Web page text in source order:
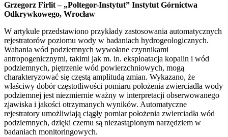
Grzegorz Firlit – „Poltegor-Instytut” Instytut Górnictwa
Odkrywkowego, Wrocław
W artykule przedstawiono przykłady zastosowania automatycznych
rejestratorów poziomu wody w badaniach hydrogeologicznych.
Wahania wód podziemnych wywołane czynnikami
antropogenicznymi, takimi jak m. in. eksploatacja kopalin i wód
podziemnych, piętrzenie wód powierzchniowych, mogą
charakteryzować się częstą amplitudą zmian. Wykazano, że
właściwy dobór częstotliwości pomiaru położenia zwierciadła wody
podziemnej jest niezmiernie ważny w interpretacji obserwowanego
zjawiska i jakości otrzymanych wyników. Automatyczne
rejestratory umożliwiają ciągły pomiar położenia zwierciadła wód
podziemnych, dzięki czemu są niezastąpionym narzędziem w
badaniach monitoringowych.